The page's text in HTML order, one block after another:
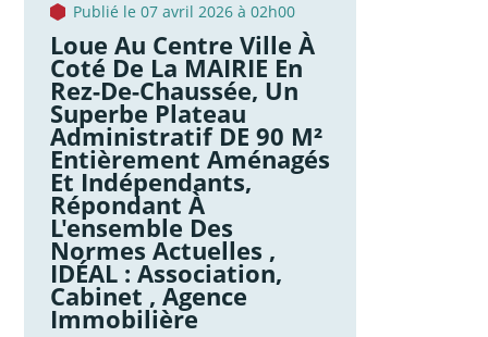
Publié le 07 avril 2026 à 02h00
Loue Au Centre Ville À
Coté De La MAIRIE En
Rez-De-Chaussée, Un
Superbe Plateau
Administratif DE 90 M²
Entièrement Aménagés
Et Indépendants,
Répondant À
L'ensemble Des
Normes Actuelles ,
IDÉAL : Association,
Cabinet , Agence
Immobilière